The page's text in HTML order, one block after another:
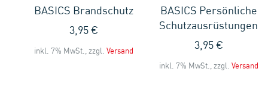
BASICS Brandschutz
3,95 €
inkl. 7% MwSt., zzgl. Versand
BASICS Persönliche
Schutzausrüstungen
3,95 €
inkl. 7% MwSt., zzgl. Versand